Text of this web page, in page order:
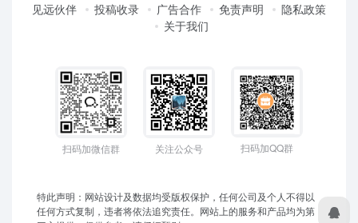
见远伙伴 投稿收录 广告合作 免责声明
隐私政策
关于我们
扫码加微信群 关注公众号 扫码加QQ群
特此声明：网站设计及数据均受版权保护，任何公司及个人不得以
任何方式复制，违者将依法追究责任。网站上的服务和产品均为第